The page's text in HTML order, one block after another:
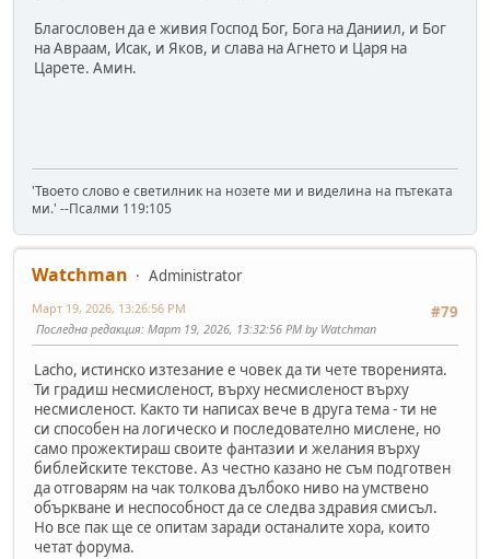
Благословен да е живия Господ Бог, Бога на Даниил, и Бог
на Авраам, Исак, и Яков, и слава на Агнето и Царя на
Царете. Амин.
'Твоето слово е светилник на нозете ми и виделина на пътеката
ми.' --Псалми 119:105
Watchman
Administrator
#79
Март 19, 2026, 13:26:56 PM
Последна редакция: Март 19, 2026, 13:32:56 PM by Watchman
Lacho, истинско изтезание е човек да ти чете творенията.
Ти градиш несмисленост, върху несмисленост върху
несмисленост. Както ти написах вече в друга тема - ти не
си способен на логическо и последователно мислене, но
само прожектираш своите фантазии и желания върху
библейските текстове. Аз честно казано не съм подготвен
да отговарям на чак толкова дълбоко ниво на умствено
объркване и неспособност да се следва здравия смисъл.
Но все пак ще се опитам заради останалите хора, които
четат форума.